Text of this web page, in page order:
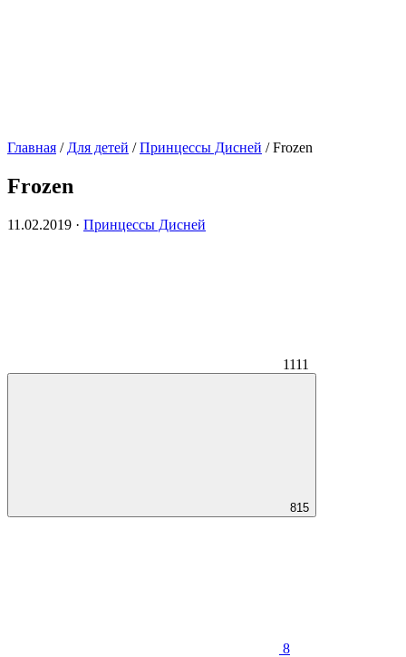
Главная / Для детей / Принцессы Дисней / Frozen
Frozen
11.02.2019 · Принцессы Дисней
1111
815
8